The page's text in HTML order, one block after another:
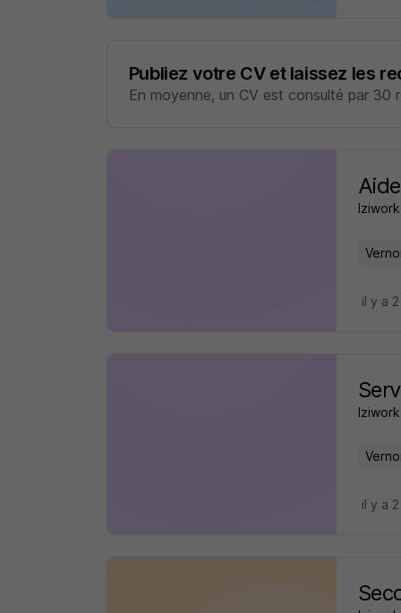
Publiez votre CV et laissez les
En moyenne, un CV est consulté par 30
Iziwork
il y a
Iziwork
il y a